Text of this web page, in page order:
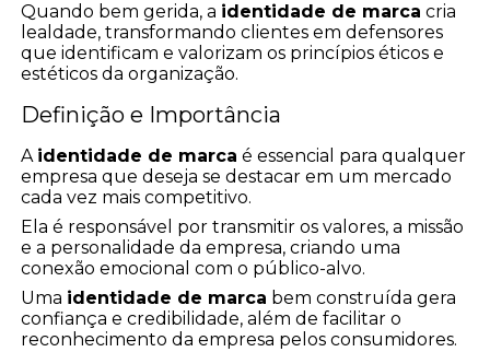
Quando bem gerida, a identidade de marca cria
lealdade, transformando clientes em defensores
que identificam e valorizam os princípios éticos e
estéticos da organização.
Definição e Importância
A identidade de marca é essencial para qualquer
empresa que deseja se destacar em um mercado
cada vez mais competitivo.
Ela é responsável por transmitir os valores, a missão
e a personalidade da empresa, criando uma
conexão emocional com o público-alvo.
Uma identidade de marca bem construída gera
confiança e credibilidade, além de facilitar o
reconhecimento da empresa pelos consumidores.